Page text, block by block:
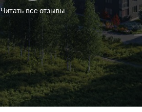
Читать все отзывы